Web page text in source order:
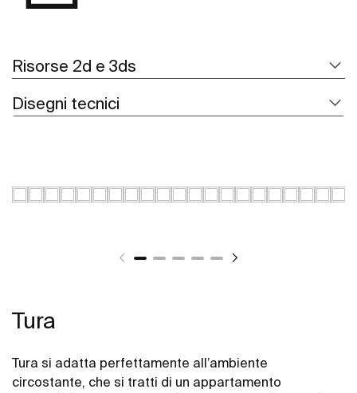
Risorse 2d e 3ds
Disegni tecnici
Tura
Tura si adatta perfettamente all’ambiente
circostante, che si tratti di un appartamento